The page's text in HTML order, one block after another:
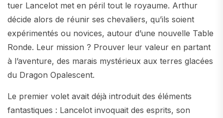
tuer Lancelot met en péril tout le royaume. Arthur
décide alors de réunir ses chevaliers, qu’ils soient
expérimentés ou novices, autour d’une nouvelle Table
Ronde. Leur mission ? Prouver leur valeur en partant
à l’aventure, des marais mystérieux aux terres glacées
du Dragon Opalescent.
Le premier volet avait déjà introduit des éléments
fantastiques : Lancelot invoquait des esprits, son